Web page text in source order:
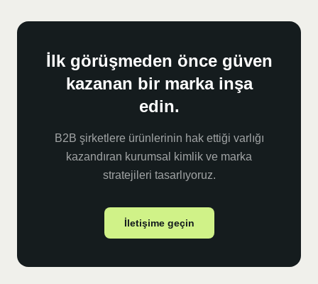
İlk görüşmeden önce güven
kazanan bir marka inşa
edin.
B2B şirketlere ürünlerinin hak ettiği varlığı
kazandıran kurumsal kimlik ve marka
stratejileri tasarlıyoruz.
İletişime geçin